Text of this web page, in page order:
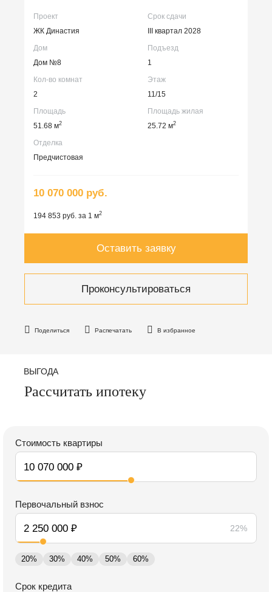
Поделиться Распечатать В избранное
Проект
ЖК Династия
Срок сдачи
III квартал 2028
Дом
Дом №8
Подъезд
1
Кол-во комнат
2
Этаж
11/15
Площадь
51.68 м2
Площадь жилая
25.72 м2
Отделка
Предчистовая
10 070 000 руб.
194 853 руб. за 1 м2
Оставить заявку
Проконсультироваться
ВЫГОДА
Рассчитать ипотеку
Стоимость квартиры
Первочальный взнос
22%
20% 30% 40% 50% 60%
Срок кредита